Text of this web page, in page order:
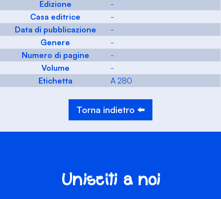
Edizione
-
Casa editrice
-
Data di pubblicazione
-
Genere
-
Numero di pagine
-
Volume
-
Etichetta
A 280
Torna indietro ⬅️
Unisciti a noi